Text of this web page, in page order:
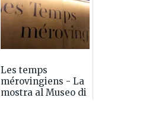
Les temps
mérovingiens - La
mostra al Museo di